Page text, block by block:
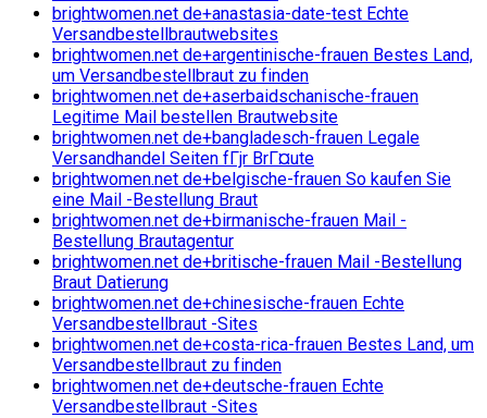
brightwomen.net de+anastasia-date-test Echte
Versandbestellbrautwebsites
brightwomen.net de+argentinische-frauen Bestes Land,
um Versandbestellbraut zu finden
brightwomen.net de+aserbaidschanische-frauen
Legitime Mail bestellen Brautwebsite
brightwomen.net de+bangladesch-frauen Legale
Versandhandel Seiten fГјr BrГ¤ute
brightwomen.net de+belgische-frauen So kaufen Sie
eine Mail -Bestellung Braut
brightwomen.net de+birmanische-frauen Mail -
Bestellung Brautagentur
brightwomen.net de+britische-frauen Mail -Bestellung
Braut Datierung
brightwomen.net de+chinesische-frauen Echte
Versandbestellbraut -Sites
brightwomen.net de+costa-rica-frauen Bestes Land, um
Versandbestellbraut zu finden
brightwomen.net de+deutsche-frauen Echte
Versandbestellbraut -Sites